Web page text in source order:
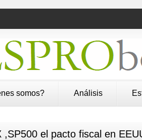
somos? Análisis
,SP500 el pacto fiscal en